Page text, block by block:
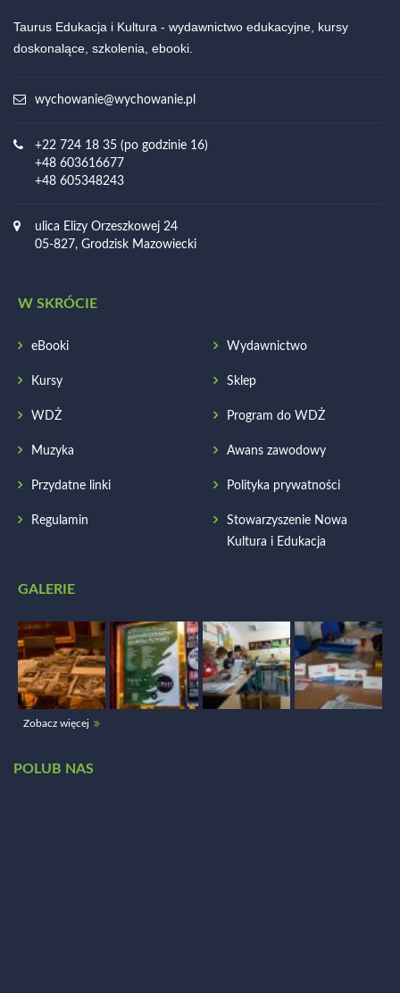
Taurus Edukacja i Kultura - wydawnictwo edukacyjne, kursy
doskonalące, szkolenia, ebooki.
wychowanie@wychowanie.pl
+22 724 18 35 (po godzinie 16)
+48 603616677
+48 605348243
ulica Elizy Orzeszkowej 24
05-827, Grodzisk Mazowiecki
W SKRÓCIE
eBooki Wydawnictwo
Kursy Sklep
WDŻ Program do WDŻ
Muzyka Awans zawodowy
Przydatne linki Polityka prywatności
Regulamin
Stowarzyszenie Nowa
Kultura i Edukacja
GALERIE
Zobacz więcej
POLUB NAS